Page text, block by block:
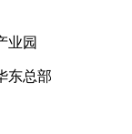
业园
东总部